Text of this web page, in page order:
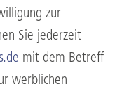
zur
Sie jederzeit
mit dem Betreff
werblichen